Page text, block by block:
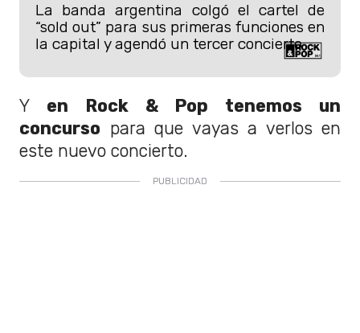
La banda argentina colgó el cartel de
“sold out” para sus primeras funciones en
la capital y agendó un tercer concierto
Y en Rock & Pop tenemos un
concurso para que vayas a verlos en
este nuevo concierto.